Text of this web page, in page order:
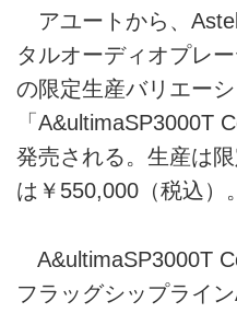
アユートから、
タルオーディオプレ
の限定生産バリエー
「A&ultimaSP3000T
発売される。生産は
は￥550,000（税込）。
A&ultimaSP3000T
フラッグシップライ